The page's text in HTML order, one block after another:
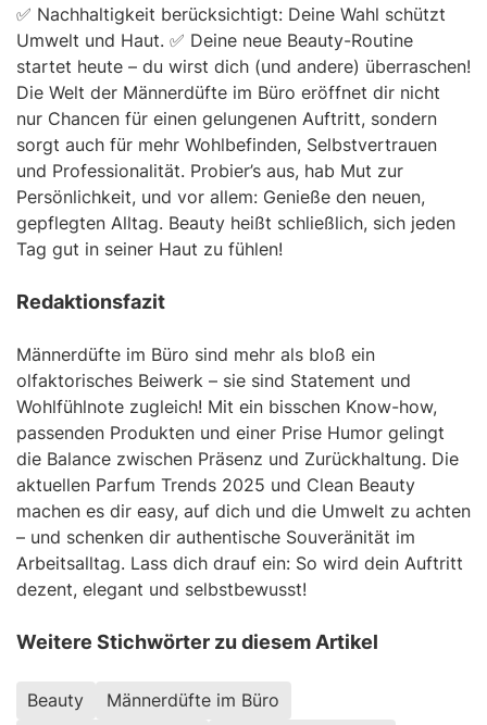
✅ Nachhaltigkeit berücksichtigt: Deine Wahl schützt
Umwelt und Haut. ✅ Deine neue Beauty-Routine
startet heute – du wirst dich (und andere) überraschen!
Die Welt der Männerdüfte im Büro eröffnet dir nicht
nur Chancen für einen gelungenen Auftritt, sondern
sorgt auch für mehr Wohlbefinden, Selbstvertrauen
und Professionalität. Probier’s aus, hab Mut zur
Persönlichkeit, und vor allem: Genieße den neuen,
gepflegten Alltag. Beauty heißt schließlich, sich jeden
Tag gut in seiner Haut zu fühlen!
Redaktionsfazit
Männerdüfte im Büro sind mehr als bloß ein
olfaktorisches Beiwerk – sie sind Statement und
Wohlfühlnote zugleich! Mit ein bisschen Know-how,
passenden Produkten und einer Prise Humor gelingt
die Balance zwischen Präsenz und Zurückhaltung. Die
aktuellen Parfum Trends 2025 und Clean Beauty
machen es dir easy, auf dich und die Umwelt zu achten
– und schenken dir authentische Souveränität im
Arbeitsalltag. Lass dich drauf ein: So wird dein Auftritt
dezent, elegant und selbstbewusst!
Weitere Stichwörter zu diesem Artikel
Beauty
Männerdüfte im Büro